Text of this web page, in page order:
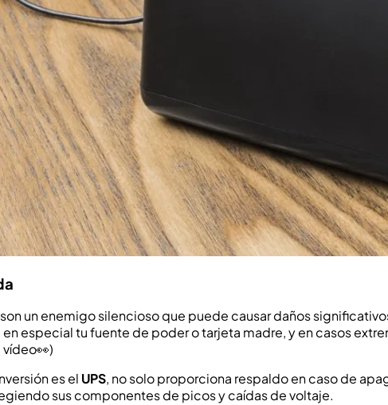
un enemigo silencioso que puede causar daños
especial tu fuente de poder o tarjeta madre, y en casos
es el UPS, no solo proporciona respaldo en caso de
sus componentes de picos y caídas de voltaje.